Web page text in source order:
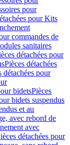
pour
pour Kits
commandes de
sanitaires
détachées pour
Pièces détachées
détachées pour
bidetsPièces
bidets suspendus
et au
avec rebord de
avec
détachées pour